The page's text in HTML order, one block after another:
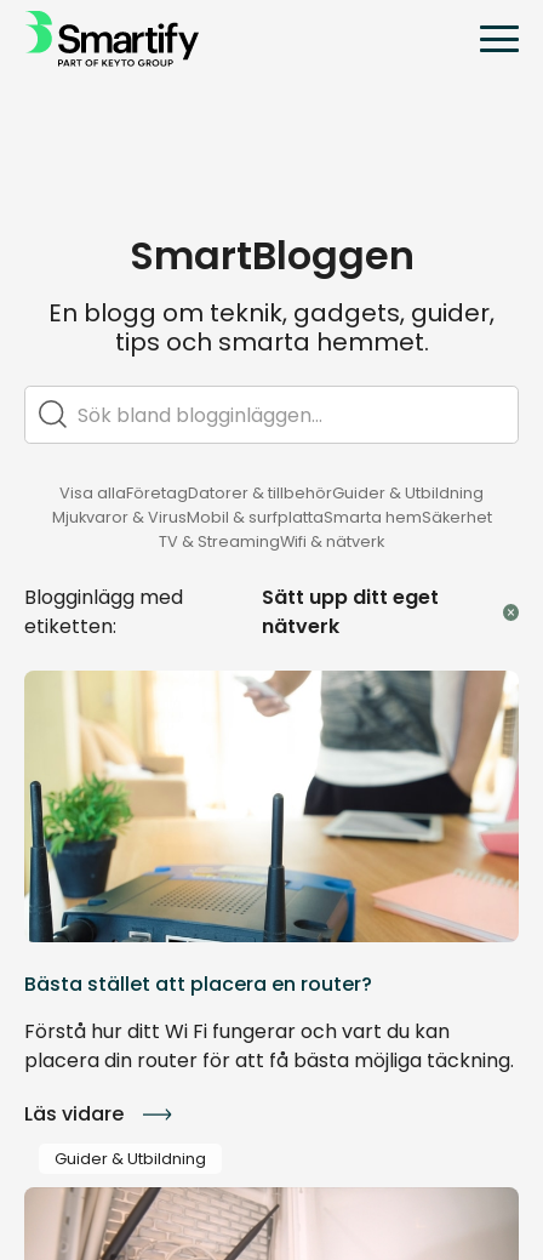
SmartBloggen
En blogg om teknik, gadgets, guider,
tips och smarta hemmet.
Visa allaFöretagDatorer & tillbehörGuider & Utbildning
Mjukvaror & VirusMobil & surfplattaSmarta hemSäkerhet
TV & StreamingWifi & nätverk
Blogginlägg med
etiketten:
Sätt upp ditt eget
nätverk
Bästa stället att placera en router?
Förstå hur ditt Wi Fi fungerar och vart du kan
placera din router för att få bästa möjliga täckning.
Läs vidare
Guider & Utbildning